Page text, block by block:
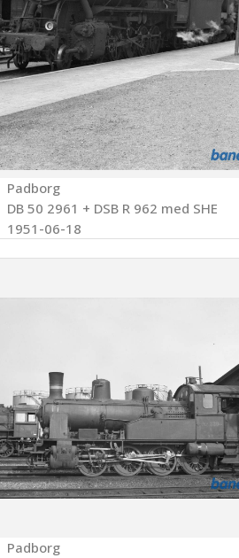
Padborg
DB 50 2961 + DSB R 962 med SHE
1951-06-18
Padborg